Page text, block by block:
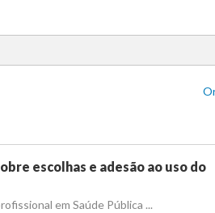
escolhas e adesão ao uso do
em Saúde Pública ...